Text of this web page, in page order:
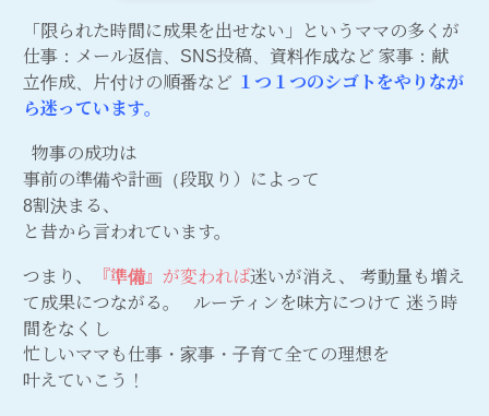
「限られた時間に成果を出せない」というママの多くが
仕事：メール返信、SNS投稿、資料作成など 家事：献
立作成、片付けの順番など １つ１つのシゴトをやりなが
ら迷っています。
物事の成功は
事前の準備や計画（段取り）によって
8割決まる、
と昔から言われています。
つまり、 『準備』 が変われば迷いが消え、 考動量も増え
て成果につながる。 ルーティンを味方につけて 迷う時
間をなくし
忙しいママも仕事・家事・子育て全ての理想を
叶えていこう！